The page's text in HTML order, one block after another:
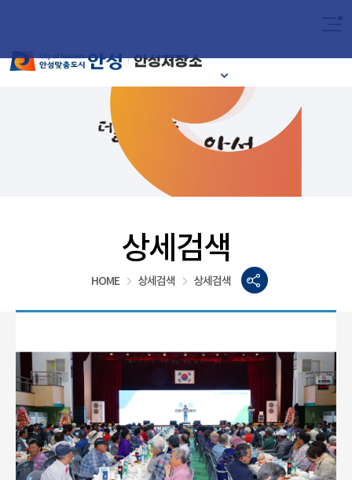
상세검색
HOME 상세검색 상세검색